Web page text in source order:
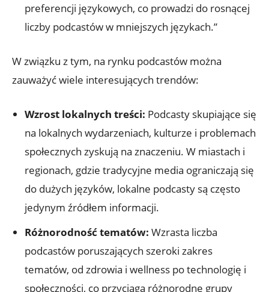
preferencji językowych, co prowadzi do rosnącej
liczby podcastów w mniejszych językach.”
W związku z tym, na rynku podcastów można
zauważyć wiele interesujących trendów:
Wzrost lokalnych treści: Podcasty skupiające się
na lokalnych wydarzeniach, kulturze i problemach
społecznych zyskują na znaczeniu. W miastach i
regionach, gdzie tradycyjne media ograniczają się
do dużych języków, lokalne podcasty są często
jedynym źródłem informacji.
Różnorodność tematów: Wzrasta liczba
podcastów poruszających szeroki zakres
tematów, od zdrowia i wellness po technologię i
społeczności, co przyciąga różnorodne grupy